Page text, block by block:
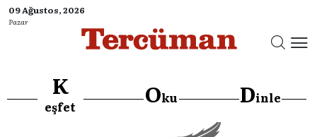
09 Ağustos, 2026
Pazar
K
eşfet Oku Dinle